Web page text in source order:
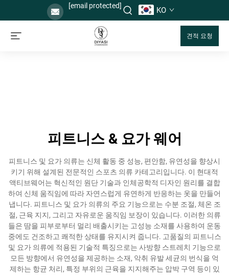
[email protected] KO
견적 요청
피트니스 & 요가 웨어
피트니스 및 요가 의류는 신체 활동 중 성능, 편안함, 유연성을 향상시
키기 위해 설계된 전문적인 스포츠 의류 카테고리입니다. 이 현대적
액티브웨어는 혁신적인 원단 기술과 인체공학적 디자인 원리를 결합
하여 신체 움직임에 따라 자연스럽게 유연하게 반응하는 옷을 만들어
냅니다. 피트니스 및 요가 의류의 주요 기능으로는 수분 조절, 체온 조
절, 근육 지지, 그리고 자유로운 움직임 보장이 있습니다. 이러한 의류
들은 땀을 피부로부터 멀리 배출시키는 고성능 소재를 사용하여 운동
중에도 건조하고 쾌적한 상태를 유지시켜 줍니다. 고품질의 피트니스
및 요가 의류에 적용된 기술적 특징으로는 사방향 스트레치 기능으로
모든 방향에서 유연성을 제공하는 소재, 악취 유발 세균의 번식을 억
제하는 항균 처리, 특정 부위의 근육을 지지해주는 압박 구역 등이 있